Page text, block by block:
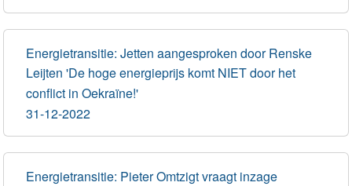
Energietransitie: Jetten aangesproken door Renske
Leijten 'De hoge energieprijs komt NIET door het
conflict in Oekraïne!'
31-12-2022
Energietransitie: Pieter Omtzigt vraagt inzage